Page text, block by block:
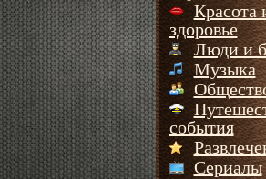
Красота
здоровье
Люди и
Музыка
события
Сериалы